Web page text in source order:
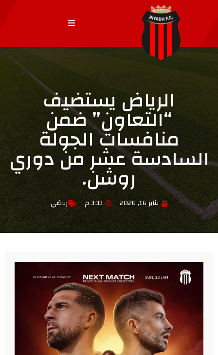
الرياض يستضيف
“التعاون” ضمن
منافسات الجولة
السادسة عشر من دوري
روشن.
يناير 16, 2026 3:33 م رياضي